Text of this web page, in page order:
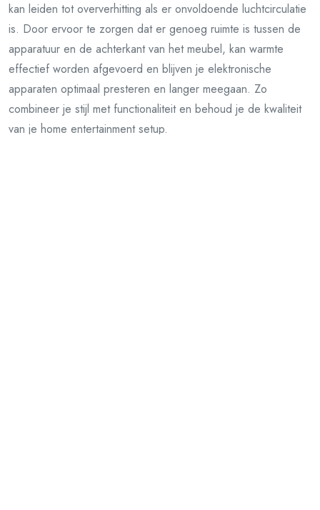
kan leiden tot oververhitting als er onvoldoende luchtcirculatie
is. Door ervoor te zorgen dat er genoeg ruimte is tussen de
apparatuur en de achterkant van het meubel, kan warmte
effectief worden afgevoerd en blijven je elektronische
apparaten optimaal presteren en langer meegaan. Zo
combineer je stijl met functionaliteit en behoud je de kwaliteit
van je home entertainment setup.